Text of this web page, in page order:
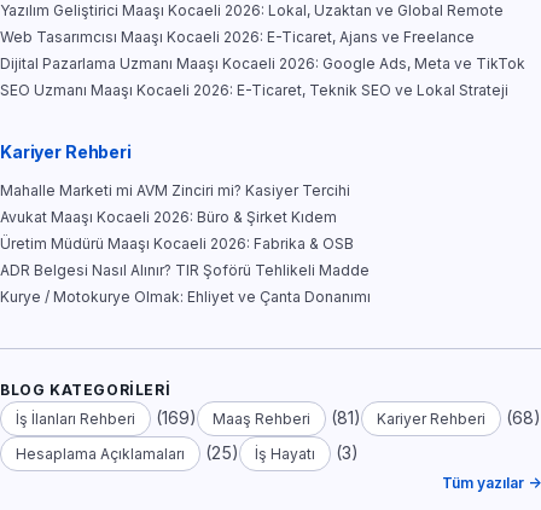
Yazılım Geliştirici Maaşı Kocaeli 2026: Lokal, Uzaktan ve Global Remote
Web Tasarımcısı Maaşı Kocaeli 2026: E-Ticaret, Ajans ve Freelance
Dijital Pazarlama Uzmanı Maaşı Kocaeli 2026: Google Ads, Meta ve TikTok
SEO Uzmanı Maaşı Kocaeli 2026: E-Ticaret, Teknik SEO ve Lokal Strateji
Kariyer Rehberi
Mahalle Marketi mi AVM Zinciri mi? Kasiyer Tercihi
Avukat Maaşı Kocaeli 2026: Büro & Şirket Kıdem
Üretim Müdürü Maaşı Kocaeli 2026: Fabrika & OSB
ADR Belgesi Nasıl Alınır? TIR Şoförü Tehlikeli Madde
Kurye / Motokurye Olmak: Ehliyet ve Çanta Donanımı
BLOG KATEGORILERI
İş İlanları Rehberi
(169) Maaş Rehberi (81) Kariyer Rehberi (68)
Hesaplama Açıklamaları (25) İş Hayatı (3)
Tüm yazılar →